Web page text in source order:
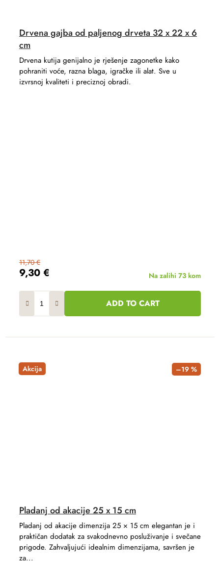
Drvena gajba od paljenog drveta 32 x 22 x 6
cm
9,30 €
11,70 €
Na zalihi 73 kom
ADD TO CART
Drvena kutija genijalno je rješenje zagonetke kako
pohraniti voće, razna blaga, igračke ili alat. Sve u
izvrsnoj kvaliteti i preciznoj obradi.
Akcija –19 %
Pladanj od akacije 25 x 15 cm
Pladanj od akacije dimenzija 25 × 15 cm elegantan je i
praktičan dodatak za svakodnevno posluživanje i svečane
prigode. Zahvaljujući idealnim dimenzijama, savršen je
za...